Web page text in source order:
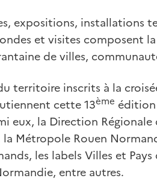
expositions, installations
et visites composent
de villes,
territoire inscrits à la
cette 13ème
eux, la Direction
Métropole Rouen
les labels Villes et
entre autres.